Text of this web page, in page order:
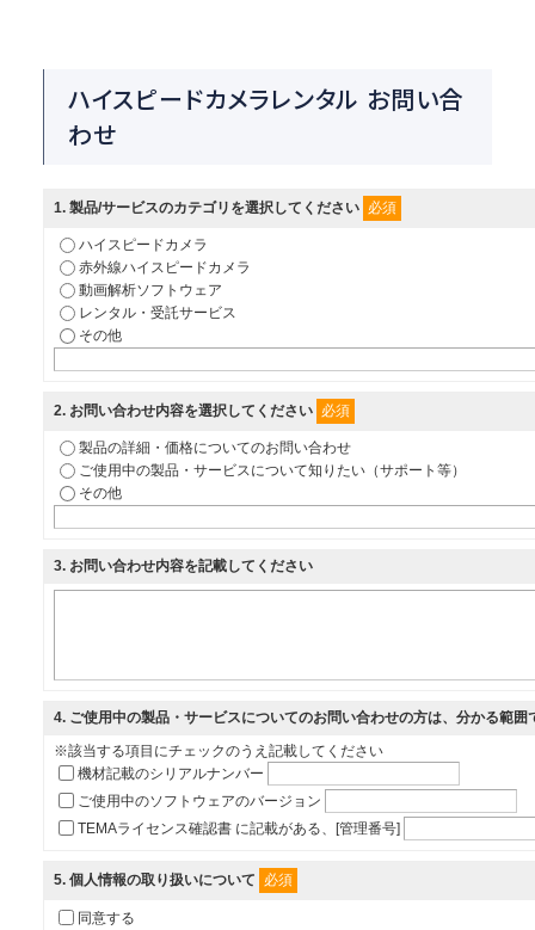
ハイスピードカメラレンタル お問い合
わせ
1. 製品/サービスのカテゴリを選択してください 必須
ハイスピードカメラ
赤外線ハイスピードカメラ
動画解析ソフトウェア
レンタル・受託サービス
その他
2. お問い合わせ内容を選択してください 必須
製品の詳細・価格についてのお問い合わせ
ご使用中の製品・サービスについて知りたい（サポート等）
その他
3. お問い合わせ内容を記載してください
4. ご使用中の製品・サービスについてのお問い合わせの方は、分かる範
※該当する項目にチェックのうえ記載してください
機材記載のシリアルナンバー
ご使用中のソフトウェアのバージョン
TEMAライセンス確認書 に記載がある、[管理番号]
5. 個人情報の取り扱いについて 必須
同意する